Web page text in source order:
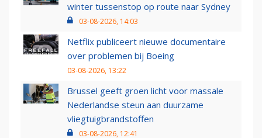
winter tussenstop op route naar Sydney
03-08-2026, 14:03
Netflix publiceert nieuwe documentaire
over problemen bij Boeing
03-08-2026, 13:22
Brussel geeft groen licht voor massale
Nederlandse steun aan duurzame
vliegtuigbrandstoffen
03-08-2026, 12:41